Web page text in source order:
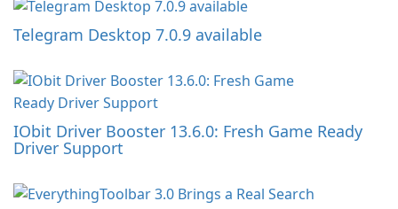
Telegram Desktop 7.0.9 available
IObit Driver Booster 13.6.0: Fresh Game Ready
Driver Support